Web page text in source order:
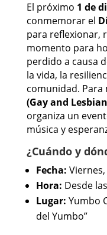
El próximo 1 de
conmemorar el
para reflexionar,
momento para
perdido a causa
la vida, la
comunidad. Para
(Gay and
organiza un
música y
¿Cuándo y
Fecha:
Hora: Desde
Lugar: Yumbo
del Yumbo”